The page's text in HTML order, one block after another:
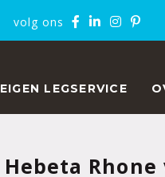
volg ons
EIGEN LEGSERVICE
Hebeta Rhone